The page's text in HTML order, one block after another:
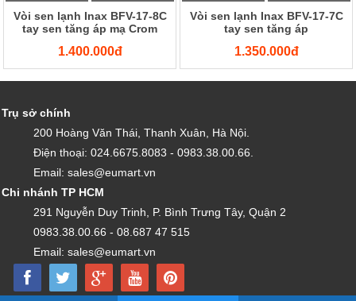
Vòi sen lạnh Inax BFV-17-8C
tay sen tăng áp mạ Crom
1.400.000đ
Vòi sen lạnh Inax BFV-17-7C
tay sen tăng áp
1.350.000đ
Trụ sở chính
200 Hoàng Văn Thái, Thanh Xuân, Hà Nội.
Điện thoại: 024.6675.8083 - 0983.38.00.66.
Email: sales@eumart.vn
Chi nhánh TP HCM
291 Nguyễn Duy Trinh, P. Bình Trưng Tây, Quận 2
0983.38.00.66 - 08.687 47 515
Email: sales@eumart.vn